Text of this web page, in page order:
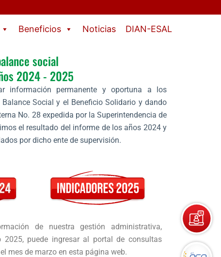
Beneficios Noticias DIAN-ESAL
social
2024 - 2025
información permanente y oportuna a los
Social y el Beneficio Solidario y dando
No. 28 expedida por la Superintendencia de
el resultado del informe de los años 2024 y
por dicho ente de supervisión.
de nuestra gestión administrativa,
puede ingresar al portal de consultas
mes de marzo en esta página web.